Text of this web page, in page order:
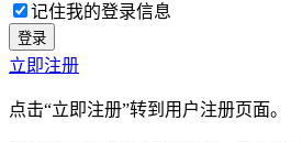
记住我的登录信息
立即注册
点击“立即注册”转到用户注册页面。